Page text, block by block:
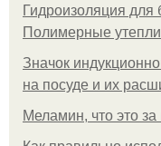
Гидроизоляция
Полимерные
Значок
на посуде и их
Меламин, что это